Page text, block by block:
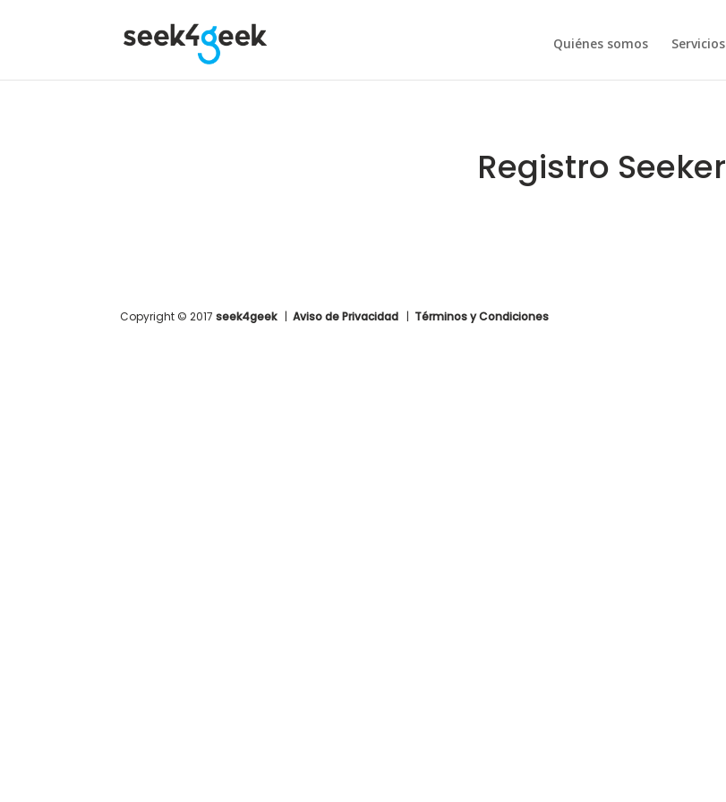
Quiénes somos Servicios
Registro Seeker
Copyright © 2017seek4geek|Aviso de Privacidad | Términos y Condiciones